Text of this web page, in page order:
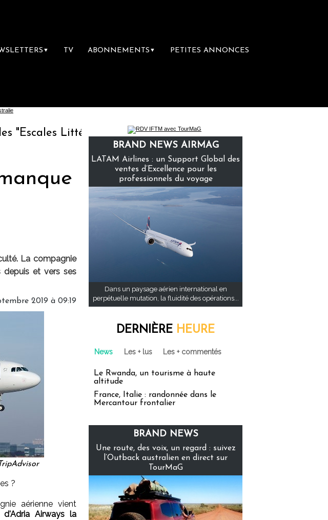
▼ TV ABONNEMENTS ▼ PETITES ANNONCES
Littéraires", la première librairie du voyage
La compagnie
depuis et vers ses
2019 à 09:19
?
aérienne vient
d'Adria Airways la
BRAND NEWS AIRMAG
LATAM Airlines : un Support Global des
ventes d’Excellence pour les
professionnels du voyage
Dans un paysage aérien international en
perpétuelle mutation, la fluidité des opérations...
DERNIÈRE HEURE
News Les + lus Les + commentés
Le Rwanda, un tourisme à haute
altitude
France, Italie : randonnée dans le
Mercantour frontalier
BRAND NEWS
Une route, des voix, un regard : suivez
l’Outback australien en direct sur
TourMaG